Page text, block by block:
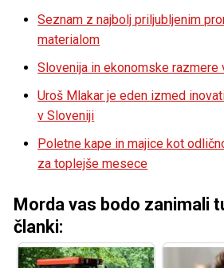
Seznam z najbolj priljubljenim
materialom
Slovenija in ekonomske razmere
Uroš Mlakar je eden izmed
v Sloveniji
Poletne kape in majice kot
za toplejše mesece
Morda vas bodo zanimali
članki: